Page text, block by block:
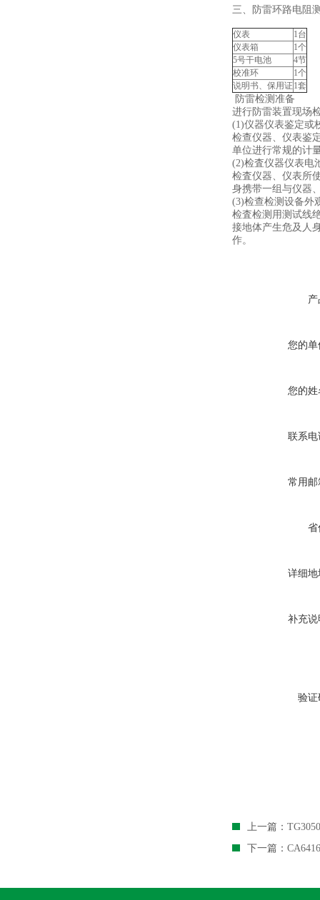
三、防雷环路电阻
仪表
1台
仪表箱
1个
5号干电池
4节
校准环
1个
说明书、保用证1套
防雷检测准备
进行防雷装置现场
(1)仪器仪表鉴定或
检查仪器、仪表鉴
单位进行常规的计
(2)检査仪器仪表电
检査仪器、仪表所
身携带一组与仪器
(3)检查检测设备外
检査检测用测试线
接地体产生危及人
作。
您的单
您的姓
联系电
常用邮
省
详细地
补充说
验证
上一篇：
下一篇：